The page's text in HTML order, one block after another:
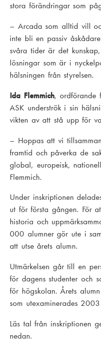
stora förändringar som
– Arcada som alltid vill
inte bli en passiv
svåra tider är det
lösningar som är i
hälsningen från styrelsen.
Ida Flemmich, ordförande
ASK underströk i sin
vikten av att stå upp för
– Hoppas att vi
framtid och påverka de
global, europeisk,
Flemmich.
Under inskriptionen
ut för första gången. För
historia och
000 alumner gör ute i
att utse årets alumn.
Utmärkelsen går till en
för dagens studenter och
för högskolan. Årets
som utexaminerades
Läs tal från inskriptionen
nedan.